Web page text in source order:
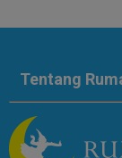
Tentang